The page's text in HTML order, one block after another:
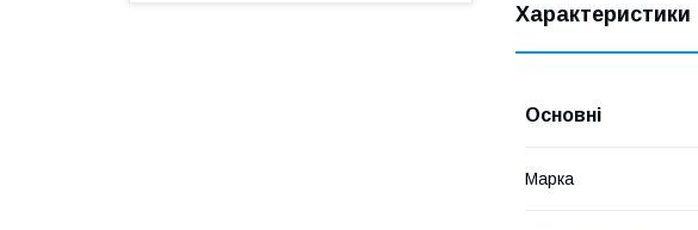
Характеристики
Основні
Марка